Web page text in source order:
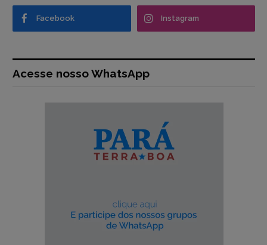
Facebook Instagram
Acesse nosso WhatsApp